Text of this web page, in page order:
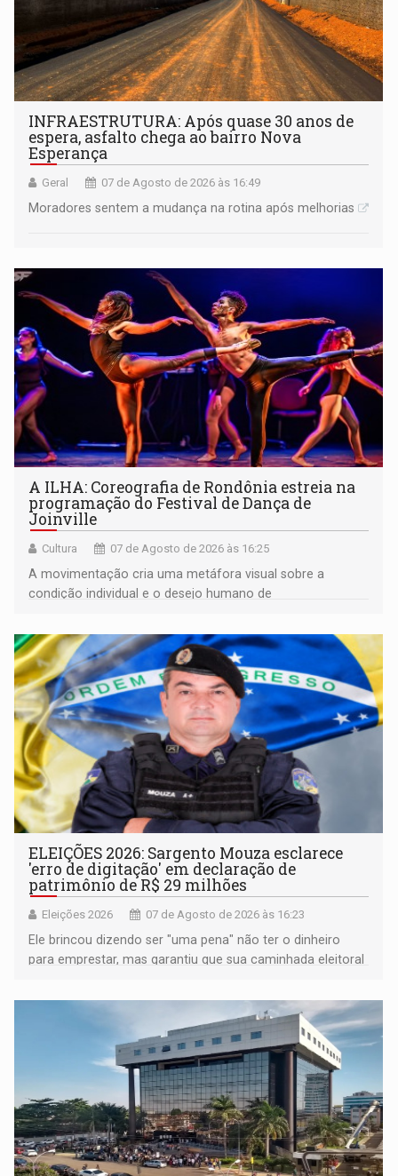
INFRAESTRUTURA: Após quase 30 anos de
espera, asfalto chega ao bairro Nova
Esperança
Geral 07 de Agosto de 2026 às 16:49
Moradores sentem a mudança na rotina após melhorias
A ILHA: Coreografia de Rondônia estreia na
programação do Festival de Dança de
Joinville
Cultura 07 de Agosto de 2026 às 16:25
A movimentação cria uma metáfora visual sobre a
condição individual e o desejo humano de
ELEIÇÕES 2026: Sargento Mouza esclarece
'erro de digitação' em declaração de
patrimônio de R$ 29 milhões
Eleições 2026 07 de Agosto de 2026 às 16:23
Ele brincou dizendo ser "uma pena" não ter o dinheiro
para emprestar, mas garantiu que sua caminhada eleitoral